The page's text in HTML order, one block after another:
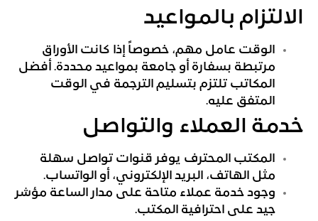
الالتزام بالمواعيد
الوقت عامل مهم، خصوصاً إذا كانت الأوراق
مرتبطة بسفارة أو جامعة بمواعيد محددة. أفضل
المكاتب تلتزم بتسليم الترجمة في الوقت
المتفق عليه.
خدمة العملاء والتواصل
المكتب المحترف يوفر قنوات تواصل سهلة
مثل الهاتف، البريد الإلكتروني، أو الواتساب.
وجود خدمة عملاء متاحة على مدار الساعة مؤشر
جيد على احترافية المكتب.